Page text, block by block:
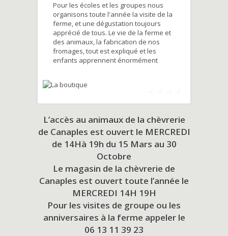
Pour les écoles et les groupes nous
organisons toute l'année la visite de la
ferme, et une dégustation toujours
apprécié de tous. Le vie de la ferme et
des animaux, la fabrication de nos
fromages, tout est expliqué et les
enfants apprennent énormément
L’accès au animaux de la chèvrerie
de Canaples est ouvert le MERCREDI
de 14Hà 19h du 15 Mars au 30
Octobre
Le magasin de la chèvrerie de
Canaples est ouvert toute l’année le
MERCREDI 14H 19H
Pour les visites de groupe ou les
anniversaires à la ferme appeler le
06 13 11 39 23